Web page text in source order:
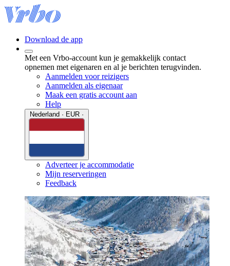
Download de app
Met een Vrbo-account kun je gemakkelijk contact
opnemen met eigenaren en al je berichten terugvinden.
Aanmelden voor reizigers
Aanmelden als eigenaar
Maak een gratis account aan
Help
Adverteer je accommodatie
Mijn reserveringen
Feedback